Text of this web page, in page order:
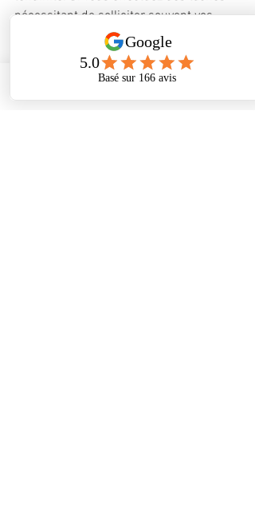
nécessitant de solliciter souvent vos
épaules, faites des pauses régulières
pour éviter la surcharge des muscles et